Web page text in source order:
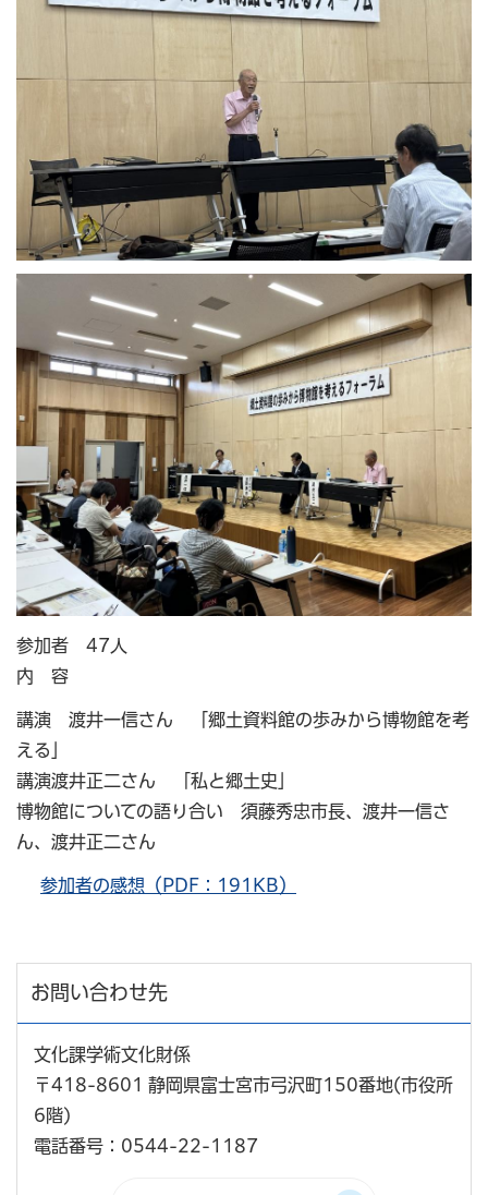
参加者 47人
内 容
講演 渡井一信さん 「郷土資料館の歩みから博物館を考
える」
講演渡井正二さん 「私と郷土史」
博物館についての語り合い 須藤秀忠市長、渡井一信さ
ん、渡井正二さん
参加者の感想（PDF：191KB）
お問い合わせ先
文化課学術文化財係
〒418-8601 静岡県富士宮市弓沢町150番地(市役所
6階)
電話番号：0544-22-1187